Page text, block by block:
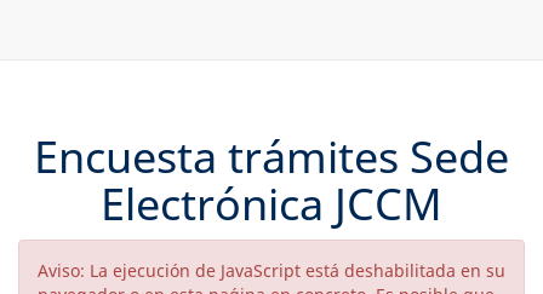
Encuesta trámites Sede
Electrónica JCCM
Aviso: La ejecución de JavaScript está deshabilitada en su